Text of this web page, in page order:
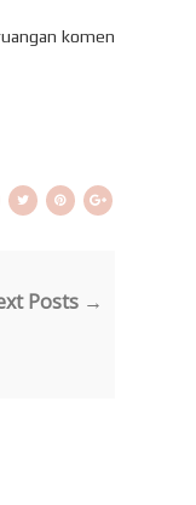
komen
Posts →